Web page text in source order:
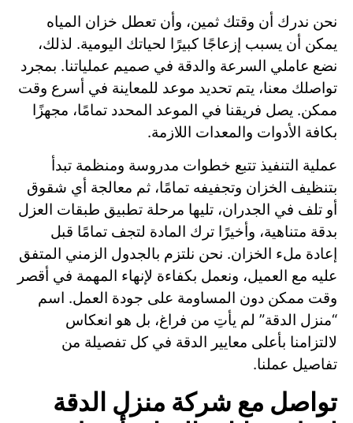
نحن ندرك أن وقتك ثمين، وأن تعطل خزان المياه
يمكن أن يسبب إزعاجًا كبيرًا لحياتك اليومية. لذلك،
نضع عاملي السرعة والدقة في صميم عملياتنا. بمجرد
تواصلك معنا، يتم تحديد موعد للمعاينة في أسرع وقت
ممكن. يصل فريقنا في الموعد المحدد تمامًا، مجهزًا
بكافة الأدوات والمعدات اللازمة.
عملية التنفيذ تتبع خطوات مدروسة ومنظمة تبدأ
بتنظيف الخزان وتجفيفه تمامًا، ثم معالجة أي شقوق
أو تلف في الجدران، تليها مرحلة تطبيق طبقات العزل
بدقة متناهية، وأخيرًا ترك المادة لتجف تمامًا قبل
إعادة ملء الخزان. نحن نلتزم بالجدول الزمني المتفق
عليه مع العميل، ونعمل بكفاءة لإنهاء المهمة في أقصر
وقت ممكن دون المساومة على جودة العمل. اسم
“منزل الدقة” لم يأتِ من فراغ، بل هو انعكاس
لالتزامنا بأعلى معايير الدقة في كل تفصيلة من
تفاصيل عملنا.
تواصل مع شركة منزل الدقة